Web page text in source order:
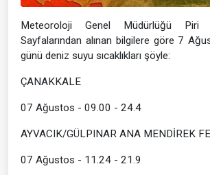
Meteoroloji Genel Müdürlüğü Piri
Sayfalarından alınan bilgilere göre 7
günü deniz suyu sıcaklıkları şöyle:
ÇANAKKALE
07 Ağustos - 09.00 - 24.4
AYVACIK/GÜLPINAR ANA MENDİREK
07 Ağustos - 11.24 - 21.9